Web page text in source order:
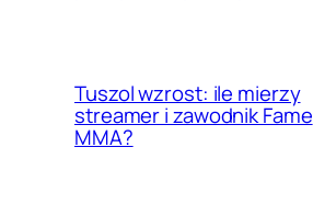
Tuszol wzrost: ile mierzy
streamer i zawodnik Fame
MMA?